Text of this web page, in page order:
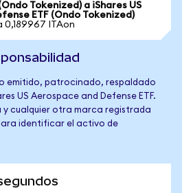
Tokenized) a iShares US
ETF (Ondo Tokenized)
0,189967 ITAon
emitido, patrocinado, respaldado
US Aerospace and Defense ETF.
y cualquier otra marca registrada
identificar el activo de